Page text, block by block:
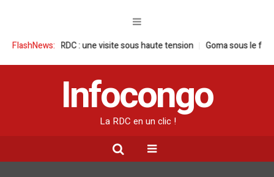
FlashNews:
en RDC : une visite sous haute tension Goma sous le feu : la
Infocongo
La RDC en un clic !